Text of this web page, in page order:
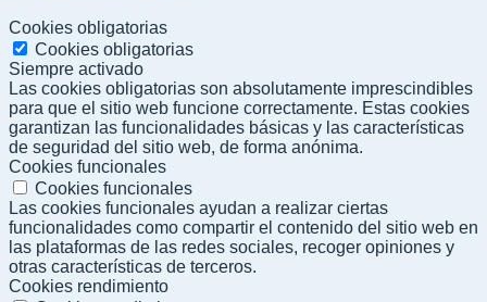
Cookies obligatorias
Cookies obligatorias
Siempre activado
Las cookies obligatorias son absolutamente imprescindibles
para que el sitio web funcione correctamente. Estas cookies
garantizan las funcionalidades básicas y las características
de seguridad del sitio web, de forma anónima.
Cookies funcionales
Cookies funcionales
Las cookies funcionales ayudan a realizar ciertas
funcionalidades como compartir el contenido del sitio web en
las plataformas de las redes sociales, recoger opiniones y
otras características de terceros.
Cookies rendimiento